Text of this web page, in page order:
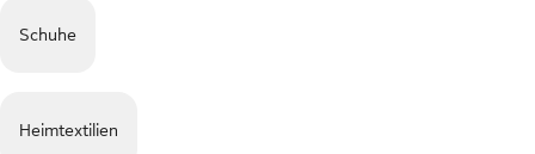
Schuhe
Heimtextilien